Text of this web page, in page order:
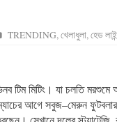
TRENDING,খেলাধুলা,হেড
টিম মিটিং। যা চলতি মরশুমে
আগে সবুজ–মেরুন